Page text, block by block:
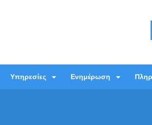
Γενικό
Υπηρεσίες Ενημέρωση